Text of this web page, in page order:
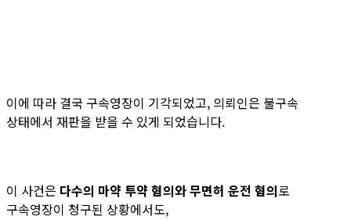
이에 따라 결국 구속영장이 기각되었고, 의뢰인은 불구속
상태에서 재판을 받을 수 있게 되었습니다.
이 사건은 다수의 마약 투약 혐의와 무면허 운전 혐의로
구속영장이 청구된 상황에서도,